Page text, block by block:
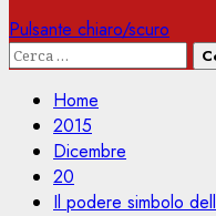
Pulsante chiaro/scuro
Ricerca
Home
2015
Dicembre
20
Il podere simbolo